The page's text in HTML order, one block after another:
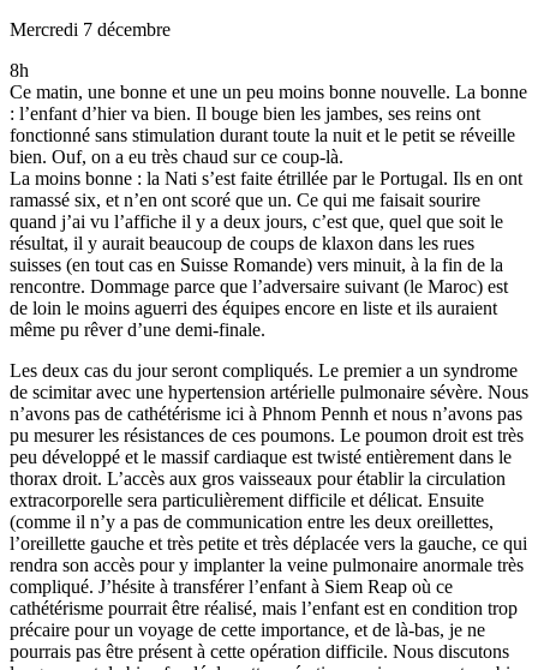
Mercredi 7 décembre
8h
Ce matin, une bonne et une un peu moins bonne nouvelle. La bonne
: l’enfant d’hier va bien. Il bouge bien les jambes, ses reins ont
fonctionné sans stimulation durant toute la nuit et le petit se réveille
bien. Ouf, on a eu très chaud sur ce coup-là.
La moins bonne : la Nati s’est faite étrillée par le Portugal. Ils en ont
ramassé six, et n’en ont scoré que un. Ce qui me faisait sourire
quand j’ai vu l’affiche il y a deux jours, c’est que, quel que soit le
résultat, il y aurait beaucoup de coups de klaxon dans les rues
suisses (en tout cas en Suisse Romande) vers minuit, à la fin de la
rencontre. Dommage parce que l’adversaire suivant (le Maroc) est
de loin le moins aguerri des équipes encore en liste et ils auraient
même pu rêver d’une demi-finale.
Les deux cas du jour seront compliqués. Le premier a un syndrome
de scimitar avec une hypertension artérielle pulmonaire sévère. Nous
n’avons pas de cathétérisme ici à Phnom Pennh et nous n’avons pas
pu mesurer les résistances de ces poumons. Le poumon droit est très
peu développé et le massif cardiaque est twisté entièrement dans le
thorax droit. L’accès aux gros vaisseaux pour établir la circulation
extracorporelle sera particulièrement difficile et délicat. Ensuite
(comme il n’y a pas de communication entre les deux oreillettes,
l’oreillette gauche et très petite et très déplacée vers la gauche, ce qui
rendra son accès pour y implanter la veine pulmonaire anormale très
compliqué. J’hésite à transférer l’enfant à Siem Reap où ce
cathétérisme pourrait être réalisé, mais l’enfant est en condition trop
précaire pour un voyage de cette importance, et de là-bas, je ne
pourrais pas être présent à cette opération difficile. Nous discutons